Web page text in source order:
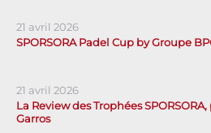
21 avril 2026
SPORSORA Padel Cup by Groupe
21 avril 2026
La Review des Trophées
Garros